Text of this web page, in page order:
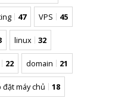
47 VPS 45
linux 32
22 domain 21
đặt máy chủ 18